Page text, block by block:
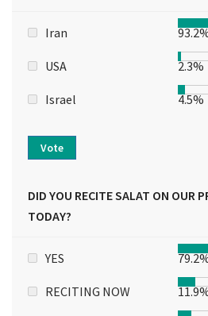
Iran
USA 2.3%
Israel 4.5%
Vote
DID YOU RECITE SALAT ON OUR
TODAY?
YES
RECITING NOW